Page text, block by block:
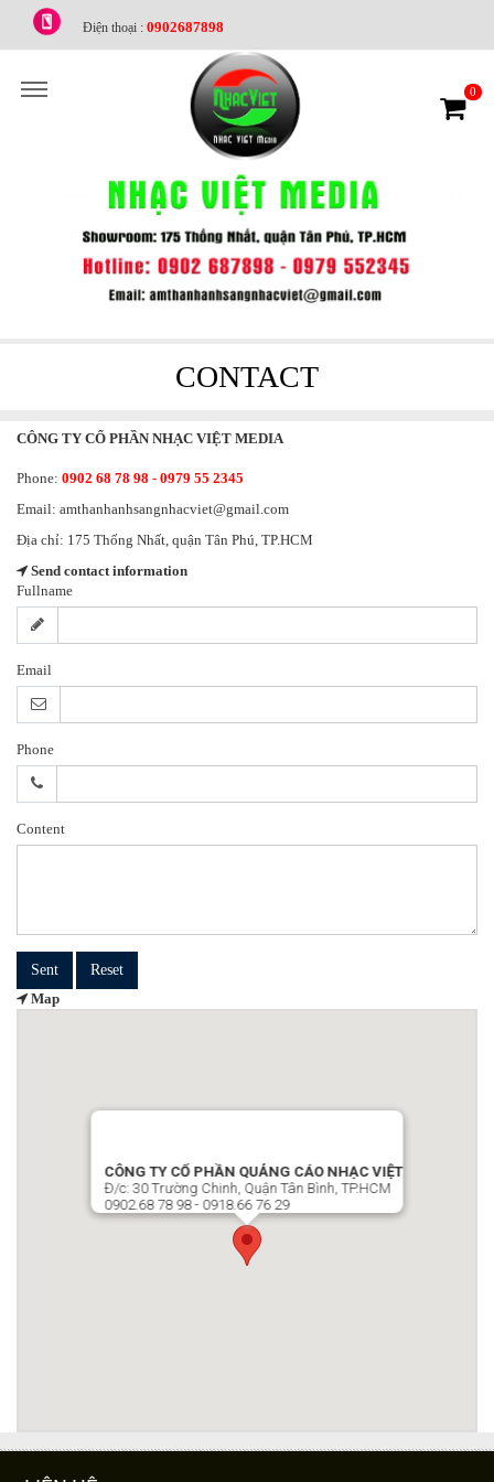
Điện thoại : 0902687898
0
CONTACT
CÔNG TY CỔ PHẦN NHẠC VIỆT MEDIA
Phone: 0902 68 78 98 - 0979 55 2345
Email: amthanhanhsangnhacviet@gmail.com
Địa chỉ: 175 Thống Nhất, quận Tân Phú, TP.HCM
Send contact information
Fullname
Email
Phone
Content
Sent
Reset
Map
CÔNG TY CỔ PHẦN QUẢNG CÁO NHẠC VIỆT
Đ/c: 30 Trường Chinh, Quận Tân Bình, TP.HCM
0902.68 78 98 - 0918.66 76 29